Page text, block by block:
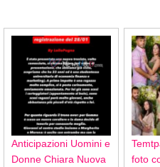
Anticipazioni Uomini e
Donne Chiara Nuova
foto